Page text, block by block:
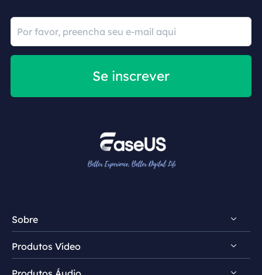
Se inscrever
Sobre
Conheça EaseUS
Produtos Vídeo